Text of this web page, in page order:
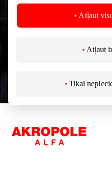
Atļaut
Atļaut
Tikai